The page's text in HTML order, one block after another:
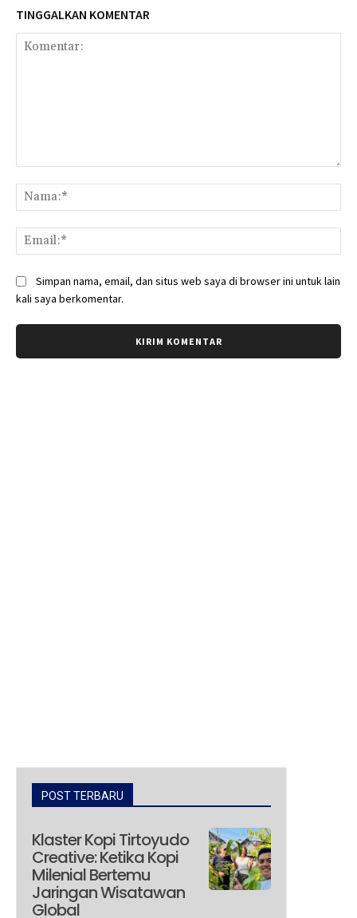
TINGGALKAN KOMENTAR
Simpan nama, email, dan situs web saya di browser ini untuk lain
kali saya berkomentar.
POST TERBARU
Klaster Kopi Tirtoyudo
Creative: Ketika Kopi
Milenial Bertemu
Jaringan Wisatawan
Global